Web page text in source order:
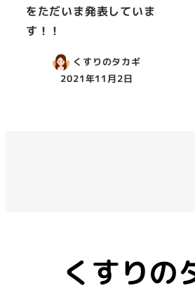
をただいま発表していま
す！！
くすりのタカギ
2021年11月2日